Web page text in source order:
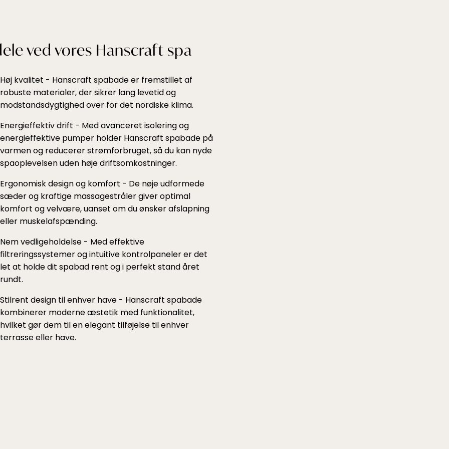
ved vores Hanscraft spa
Høj kvalitet - Hanscraft spabade er fremstillet af
robuste materialer, der sikrer lang levetid og
modstandsdygtighed over for det nordiske klima.
Energieffektiv drift - Med avanceret isolering og
energieffektive pumper holder Hanscraft spabade på
varmen og reducerer strømforbruget, så du kan nyde
spaoplevelsen uden høje driftsomkostninger.
Ergonomisk design og komfort - De nøje udformede
sæder og kraftige massagestråler giver optimal
komfort og velvære, uanset om du ønsker afslapning
eller muskelafspænding.
Nem vedligeholdelse - Med effektive
filtreringssystemer og intuitive kontrolpaneler er det
let at holde dit spabad rent og i perfekt stand året
rundt.
Stilrent design til enhver have - Hanscraft spabade
kombinerer moderne æstetik med funktionalitet,
hvilket gør dem til en elegant tilføjelse til enhver
terrasse eller have.